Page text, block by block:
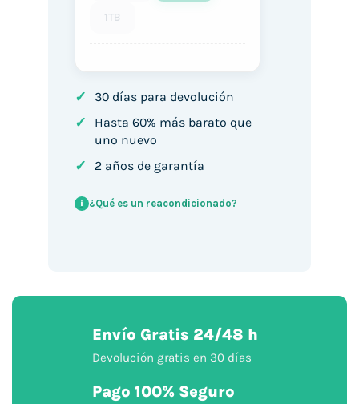
1TB
✓ 30 días para devolución
✓
Hasta 60% más barato que
uno nuevo
✓ 2 años de garantía
i ¿Qué es un reacondicionado?
Envío Gratis 24/48 h
Devolución gratis en 30 días
Pago 100% Seguro